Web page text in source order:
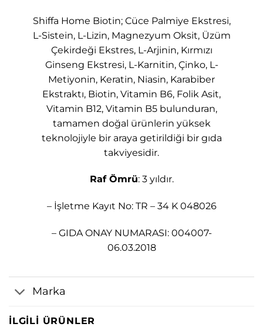
Shiffa Home Biotin; Cüce Palmiye Ekstresi,
L-Sistein, L-Lizin, Magnezyum Oksit, Üzüm
Çekirdeği Ekstres, L-Arjinin, Kırmızı
Ginseng Ekstresi, L-Karnitin, Çinko, L-
Metiyonin, Keratin, Niasin, Karabiber
Ekstraktı, Biotin, Vitamin B6, Folik Asit,
Vitamin B12, Vitamin B5 bulunduran,
tamamen doğal ürünlerin yüksek
teknolojiyle bir araya getirildiği bir gıda
takviyesidir.
Raf Ömrü: 3 yıldır.
– İşletme Kayıt No: TR – 34 K 048026
– GIDA ONAY NUMARASI: 004007-
06.03.2018
Marka
İLGILI ÜRÜNLER